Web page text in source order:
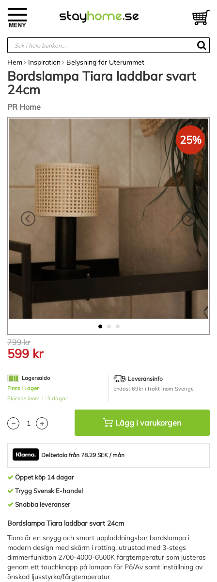
innehållet
Hem Inspiration Belysning för Uterummet
Bordslampa Tiara laddbar svart
24cm
PR Home
Hoppa
till
början
av
bildgalleriet
25%
799 kr
599 kr
Lagersaldo
Finns I Lager
Skickas inom 1-3 dagar
Leveransinfo
Endast 69kr i frakt inom Sverige
Lägg i varukorgen
Delbetala från 78.29 SEK / mån
Öppet köp 14 dagar
Trygg Svensk E-handel
Snabba leveranser
Bordslampa Tiara laddbar svart 24cm
Tiara är en snygg och smart uppladdningsbar bordslampa i
modern design med skärm i rotting, utrustad med 3-stegs
dimmerfunktion 2700-4000-6500K färgtemperatur som justeras
genom ett touchknapp på lampan för På/Av samt inställning av
önskad ljusstyrka/färgtemperatur